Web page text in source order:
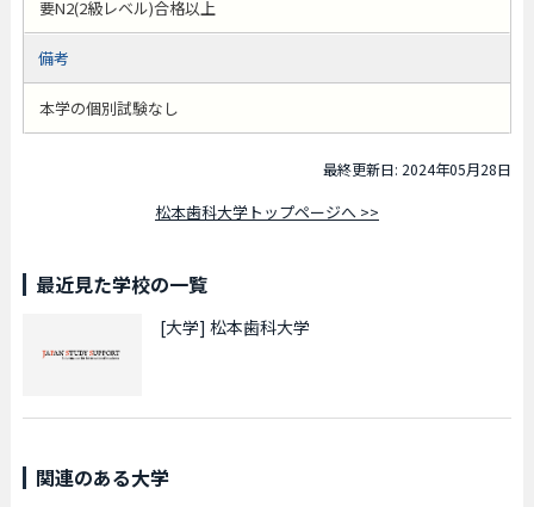
要N2(2級レベル)合格以上
備考
本学の個別試験なし
最終更新日: 2024年05月28日
松本歯科大学トップページへ >>
最近見た学校の一覧
[大学] 松本歯科大学
関連のある大学